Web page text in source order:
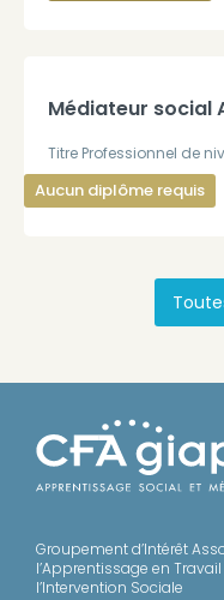
Médiateur social
Titre Professionnel de
Aucun diplôme requis
Groupement d’Intérêt
l’Apprentissage en
l’Intervention Sociale